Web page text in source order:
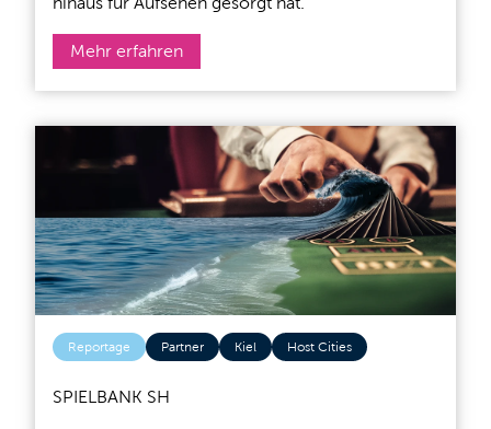
Mehr erfahren
Reportage Partner Kiel Host Cities
SPIELBANK SH